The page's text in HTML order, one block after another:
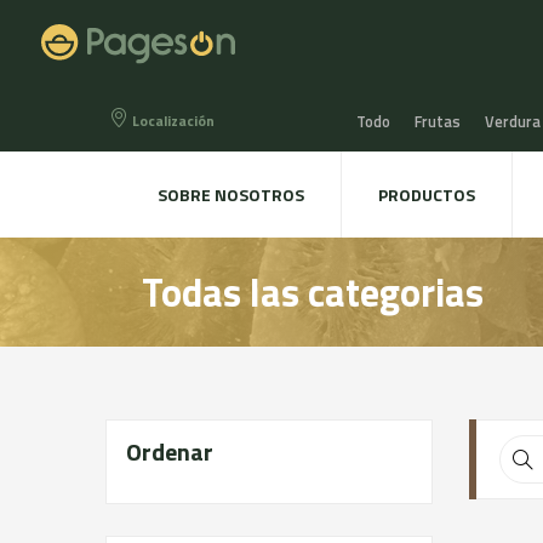
Localización Todo Frutas Verdura
Miel, Mermeladas y
Agua, Refrescos y Zumos
Directo a la mesa
SOBRE NOSOTROS PRODUCTOS
Todas las categorias
Ordenar